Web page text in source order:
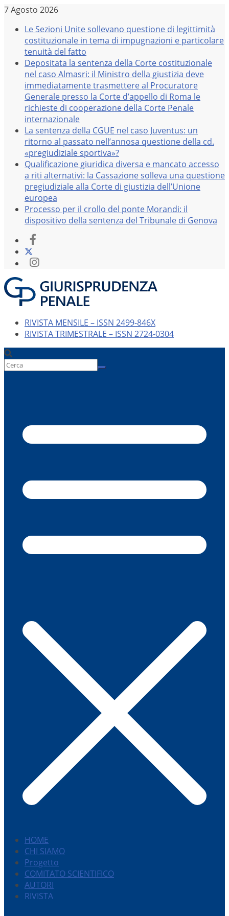
Salta
contenuto
7 Agosto 2026
Le Sezioni Unite sollevano questione di legittimità
costituzionale in tema di impugnazioni e particolare
tenuità del fatto
Depositata la sentenza della Corte costituzionale
nel caso Almasri: il Ministro della giustizia deve
immediatamente trasmettere al Procuratore
Generale presso la Corte d’appello di Roma le
richieste di cooperazione della Corte Penale
internazionale
La sentenza della CGUE nel caso Juventus: un
ritorno al passato nell’annosa questione della cd.
«pregiudiziale sportiva»?
Qualificazione giuridica diversa e mancato accesso
a riti alternativi: la Cassazione solleva una questione
pregiudiziale alla Corte di giustizia dell’Unione
europea
Processo per il crollo del ponte Morandi: il
dispositivo della sentenza del Tribunale di Genova
RIVISTA MENSILE – ISSN 2499-846X
RIVISTA TRIMESTRALE – ISSN 2724-0304
HOME
CHI SIAMO
Progetto
COMITATO SCIENTIFICO
AUTORI
RIVISTA